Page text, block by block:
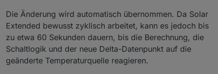
Die Änderung wird automatisch übernommen. Da Solar
Extended bewusst zyklisch arbeitet, kann es jedoch bis
zu etwa 60 Sekunden dauern, bis die Berechnung, die
Schaltlogik und der neue Delta-Datenpunkt auf die
geänderte Temperaturquelle reagieren.